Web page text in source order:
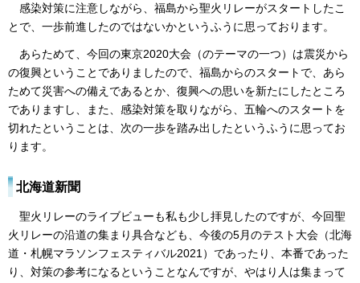
感染対策に注意しながら、福島から聖火リレーがスタートしたこ
とで、一歩前進したのではないかというふうに思っております。
あらためて、今回の東京2020大会（のテーマの一つ）は震災から
の復興ということでありましたので、福島からのスタートで、あら
ためて災害への備えであるとか、復興への思いを新たにしたところ
でありますし、また、感染対策を取りながら、五輪へのスタートを
切れたということは、次の一歩を踏み出したというふうに思ってお
ります。
北海道新聞
聖火リレーのライブビューも私も少し拝見したのですが、今回聖
火リレーの沿道の集まり具合なども、今後の5月のテスト大会（北海
道・札幌マラソンフェスティバル2021）であったり、本番であった
り、対策の参考になるということなんですが、やはり人は集まって